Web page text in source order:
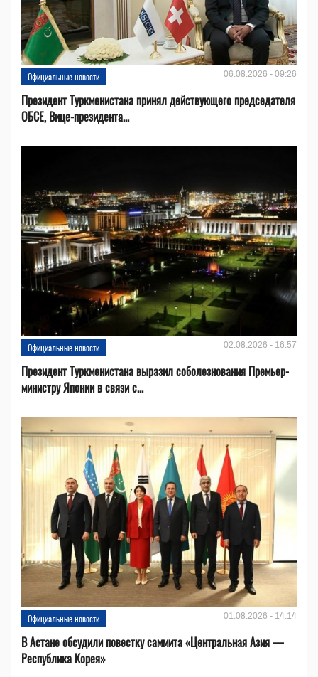
Официальные новости 06.08.2026 - 09:26
Президент Туркменистана принял действующего председателя
ОБСЕ, Вице-президента...
Официальные новости 02.08.2026 - 16:57
Президент Туркменистана выразил соболезнования Премьер-
министру Японии в связи с...
Официальные новости 01.08.2026 - 14:14
В Астане обсудили повестку саммита «Центральная Азия —
Республика Корея»